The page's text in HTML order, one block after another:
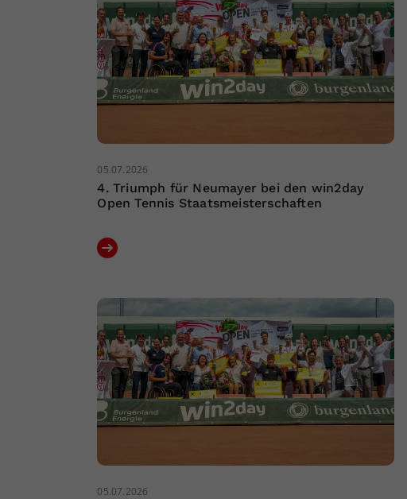
05.07.2026
4. Triumph für Neumayer bei den win2day
Open Tennis Staatsmeisterschaften
05.07.2026